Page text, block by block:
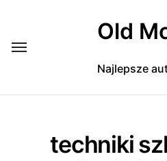
Old
Najlepsze
techniki